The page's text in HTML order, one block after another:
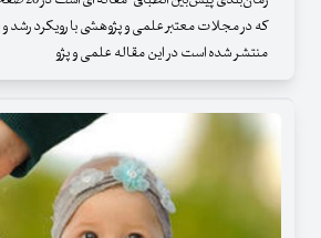
که در مجلات معتبر علمی و پژوهشی با رویکرد رشد و
منتشر شده است در این مقاله علمی و پژو